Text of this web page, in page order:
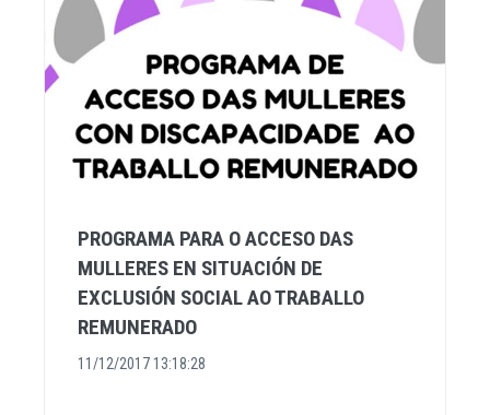
PROGRAMA PARA O ACCESO DAS
MULLERES EN SITUACIÓN DE
EXCLUSIÓN SOCIAL AO TRABALLO
REMUNERADO
11/12/2017 13:18:28